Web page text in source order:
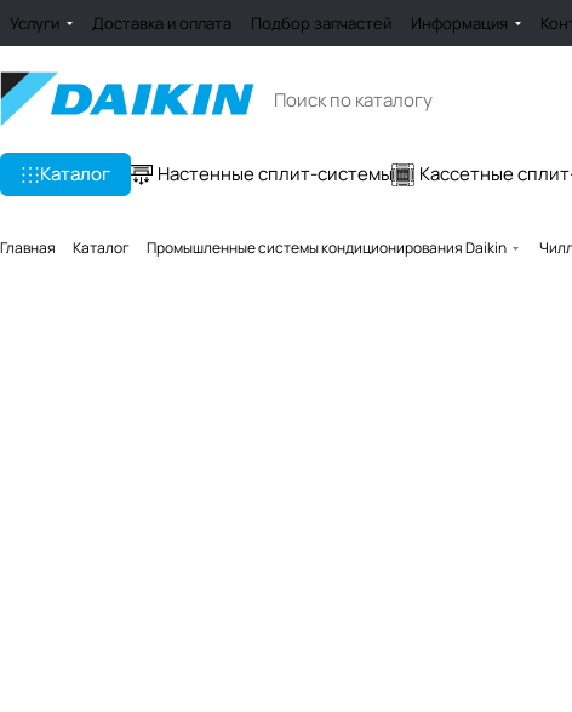
Услуги Доставка и оплата Подбор запчастей Информация
Каталог Настенные сплит-системы Кассетные
Главная Каталог Промышленные системы кондиционирования Daikin